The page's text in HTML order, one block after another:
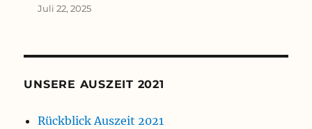
Juli 22, 2025
UNSERE AUSZEIT 2021
Rückblick Auszeit 2021